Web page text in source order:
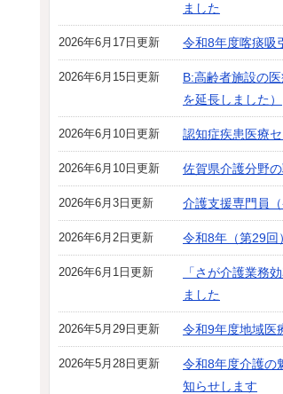
ました
2026年6月17日更新 令和8年度喀痰吸
2026年6月15日更新
B:高齢者施設の
を延長しました）
2026年6月10日更新 認知症疾患医療
2026年6月10日更新 佐賀県介護分野
2026年6月3日更新 介護支援専門員
2026年6月2日更新 令和8年（第29回
2026年6月1日更新
「さが介護業務
ました
2026年5月29日更新 令和9年度地域医
2026年5月28日更新
令和8年度介護の
知らせします